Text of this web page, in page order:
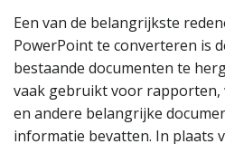
Een van de belangrijkste
PowerPoint te converteren is
bestaande documenten te
vaak gebruikt voor
en andere belangrijke
informatie bevatten. In plaats